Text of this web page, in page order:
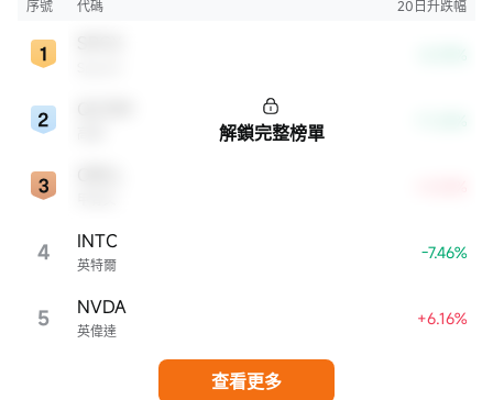
序號 代碼 20日升跌幅
4 英特爾
INTC -7.46%
5 英偉達
NVDA +6.16%
解鎖完整榜單
查看更多